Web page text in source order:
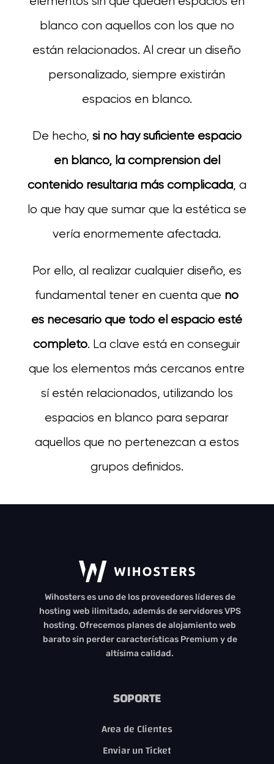
blanco con aquellos con los que no
están relacionados. Al crear un diseño
personalizado, siempre existirán
espacios en blanco.
De hecho, si no hay suficiente espacio
en blanco, la comprensión del
contenido resultaría más complicada, a
lo que hay que sumar que la estética se
vería enormemente afectada.
Por ello, al realizar cualquier diseño, es
fundamental tener en cuenta que no
es necesario que todo el espacio esté
completo. La clave está en conseguir
que los elementos más cercanos entre
sí estén relacionados, utilizando los
espacios en blanco para separar
aquellos que no pertenezcan a estos
grupos definidos.
Wihosters es uno de los proveedores líderes de
hosting web ilimitado, además de servidores VPS
hosting. Ofrecemos planes de alojamiento web
barato sin perder características Premium y de
altísima calidad.
SOPORTE
Area de Clientes
Enviar un Ticket
Cargando...
...